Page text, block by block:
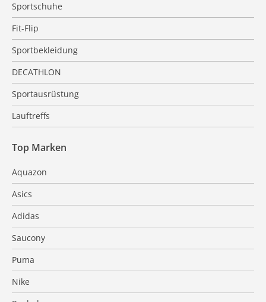
Sportschuhe
Fit-Flip
Sportbekleidung
DECATHLON
Sportausrüstung
Lauftreffs
Top Marken
Aquazon
Asics
Adidas
Saucony
Puma
Nike